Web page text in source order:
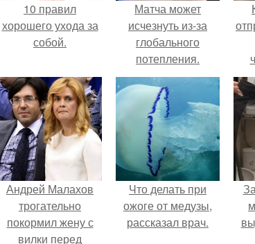
10 правил
хорошего ухода за
собой.
Матча может
исчезнуть из-за
глобального
потепления.
Андрей Малахов
трогательно
покормил жену с
вилки перед
Что делать при
ожоге от медузы,
рассказал врач.